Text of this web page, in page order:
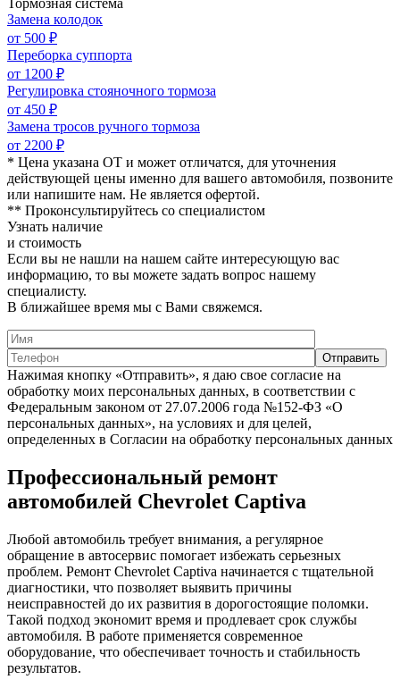
Замена колодок
от 500 ₽
Переборка суппорта
от 1200 ₽
Регулировка стояночного тормоза
от 450 ₽
Замена тросов ручного тормоза
от 2200 ₽
* Цена указана ОТ и может отличатся, для уточнения
действующей цены именно для вашего автомобиля, позвоните
или напишите нам. Не является офертой.
** Проконсультируйтесь со специалистом
Узнать наличие
и стоимость
Если вы не нашли на нашем сайте интересующую вас
информацию, то вы можете задать вопрос нашему
специалисту.
В ближайшее время мы с Вами свяжемся.
Нажимая кнопку «Отправить», я даю свое согласие на
обработку моих персональных данных, в соответствии с
Федеральным законом от 27.07.2006 года №152-ФЗ «О
персональных данных», на условиях и для целей,
определенных в Согласии на обработку персональных данных
Профессиональный ремонт
автомобилей Chevrolet Captiva
Любой автомобиль требует внимания, а регулярное
обращение в автосервис помогает избежать серьезных
проблем. Ремонт Chevrolet Captiva начинается с тщательной
диагностики, что позволяет выявить причины
неисправностей до их развития в дорогостоящие поломки.
Такой подход экономит время и продлевает срок службы
автомобиля. В работе применяется современное
оборудование, что обеспечивает точность и стабильность
результатов.